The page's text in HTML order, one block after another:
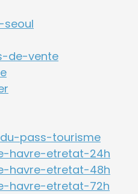
de-vente
pass-tourisme
havre-etretat-24h
havre-etretat-48h
havre-etretat-72h